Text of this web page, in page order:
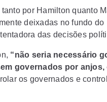
por Hamilton quanto
deixadas no fundo do
das decisões
“não seria necessário
governados por
os governados e